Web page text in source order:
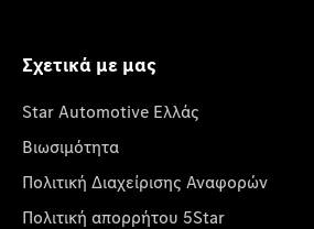
Σχετικά με μας
Star Automotive Ελλάς
Βιωσιμότητα
Πολιτική Διαχείρισης Αναφορών
Πολιτική απορρήτου 5Star